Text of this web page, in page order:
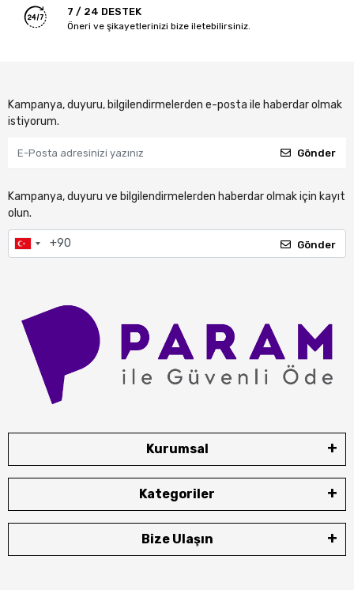
7 / 24 DESTEK
Öneri ve şikayetlerinizi bize iletebilirsiniz.
Kampanya, duyuru, bilgilendirmelerden e-posta ile haberdar olmak
istiyorum.
Gönder
Kampanya, duyuru ve bilgilendirmelerden haberdar olmak için kayıt
olun.
Gönder
Kurumsal
Kategoriler
Bize Ulaşın